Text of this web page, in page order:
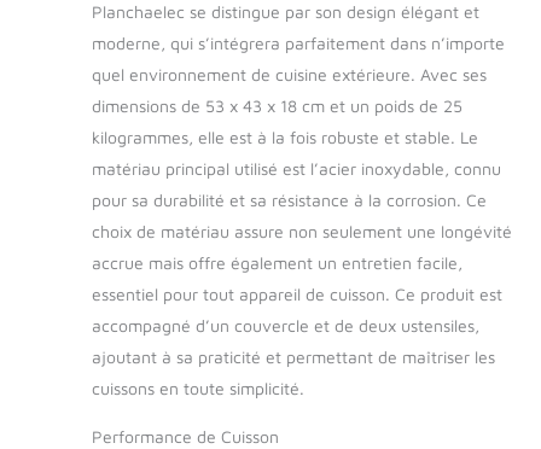
plancha électrique
tout en inox est
facile à nettoyer et
très robuste pour un
durable. Plaque de
cuisson électrique en
inox alimentaire
d'une épaisseur
PRATIQUE : La
plancha est d'une
puissance de
2400W. Elle dispose
Planchaelec se distingue par son design élégant et
moderne, qui s’intégrera parfaitement dans n’importe
quel environnement de cuisine extérieure. Avec ses
dimensions de 53 x 43 x 18 cm et un poids de 25
kilogrammes, elle est à la fois robuste et stable. Le
matériau principal utilisé est l’acier inoxydable, connu
pour sa durabilité et sa résistance à la corrosion. Ce
choix de matériau assure non seulement une longévité
accrue mais offre également un entretien facile,
essentiel pour tout appareil de cuisson. Ce produit est
accompagné d’un couvercle et de deux ustensiles,
ajoutant à sa praticité et permettant de maîtriser les
cuissons en toute simplicité.
Performance de Cuisson